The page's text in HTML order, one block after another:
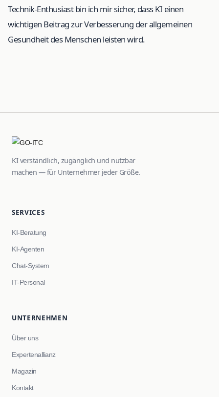
Technik-Enthusiast bin ich mir sicher, dass KI einen
wichtigen Beitrag zur Verbesserung der allgemeinen
Gesundheit des Menschen leisten wird.
KI verständlich, zugänglich und nutzbar
machen — für Unternehmer jeder Größe.
SERVICES
KI-Beratung
KI-Agenten
Chat-System
IT-Personal
UNTERNEHMEN
Über uns
Expertenallianz
Magazin
Kontakt